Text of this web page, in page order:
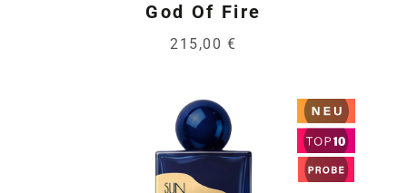
God Of Fire
215,00 €